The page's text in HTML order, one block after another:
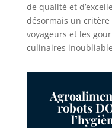
de qualité et
désormais un
voyageurs et les
culinaires
robots